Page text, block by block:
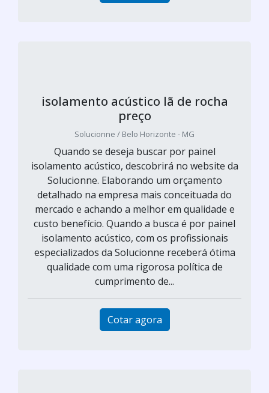
isolamento acústico lã de rocha
preço
Solucionne / Belo Horizonte - MG
Quando se deseja buscar por painel
isolamento acústico, descobrirá no website da
Solucionne. Elaborando um orçamento
detalhado na empresa mais conceituada do
mercado e achando a melhor em qualidade e
custo benefício. Quando a busca é por painel
isolamento acústico, com os profissionais
especializados da Solucionne receberá ótima
qualidade com uma rigorosa política de
cumprimento de...
Cotar agora